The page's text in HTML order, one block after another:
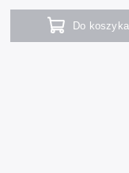
Do koszyka